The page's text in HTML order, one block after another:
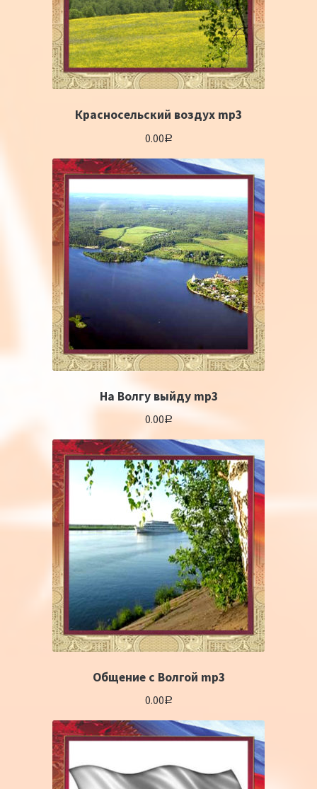
Красносельский воздух mp3
0.00Р
На Волгу выйду mp3
0.00Р
Общение с Волгой mp3
0.00Р